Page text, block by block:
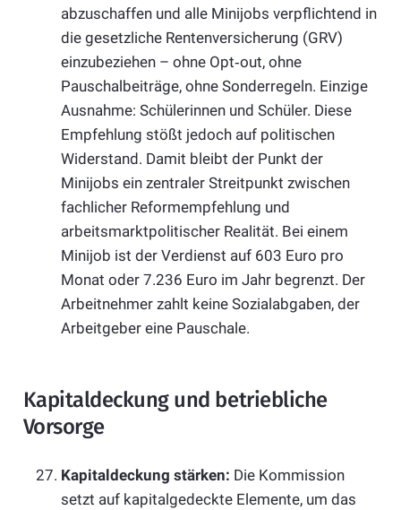
abzuschaffen und alle Minijobs verpflichtend in
die gesetzliche Rentenversicherung (GRV)
einzubeziehen – ohne Opt‑out, ohne
Pauschalbeiträge, ohne Sonderregeln. Einzige
Ausnahme: Schülerinnen und Schüler. Diese
Empfehlung stößt jedoch auf politischen
Widerstand. Damit bleibt der Punkt der
Minijobs ein zentraler Streitpunkt zwischen
fachlicher Reformempfehlung und
arbeitsmarktpolitischer Realität. Bei einem
Minijob ist der Verdienst auf 603 Euro pro
Monat oder 7.236 Euro im Jahr begrenzt. Der
Arbeitnehmer zahlt keine Sozialabgaben, der
Arbeitgeber eine Pauschale.
Kapitaldeckung und betriebliche
Vorsorge
Kapitaldeckung stärken: Die Kommission
setzt auf kapitalgedeckte Elemente, um das